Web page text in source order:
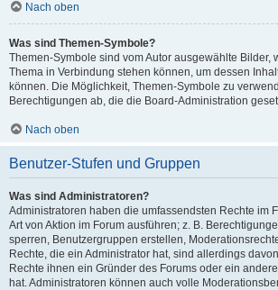
Nach oben
Was sind Themen-Symbole?
Themen-Symbole sind vom Autor ausgewählte Bilder,
Thema in Verbindung stehen können, um dessen
können. Die Möglichkeit, Themen-Symbole zu
Berechtigungen ab, die die Board-Administration
Nach oben
Benutzer-Stufen und Gruppen
Was sind Administratoren?
Administratoren haben die umfassendsten Rechte im
Art von Aktion im Forum ausführen; z. B.
sperren, Benutzergruppen erstellen,
Rechte, die ein Administrator hat, sind allerdings
Rechte ihnen ein Gründer des Forums oder ein
hat. Administratoren können auch volle